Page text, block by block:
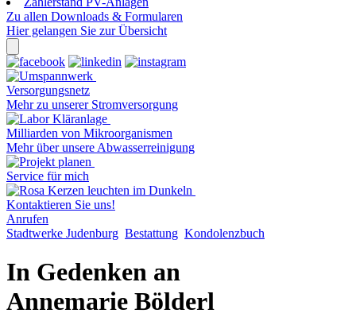
Zu allen Downloads & Formularen
Hier gelangen Sie zur Übersicht
Versorgungsnetz
Mehr zu unserer Stromversorgung
Milliarden von Mikroorganismen
Mehr über unsere Abwasserreinigung
Service für mich
Kontaktieren Sie uns!
Anrufen
Stadtwerke Judenburg Bestattung Kondolenzbuch
In Gedenken an
Annemarie Bölderl